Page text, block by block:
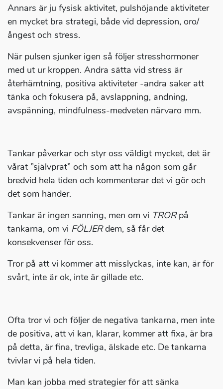
Annars är ju fysisk aktivitet, pulshöjande aktiviteter
en mycket bra strategi, både vid depression, oro/
ångest och stress.
När pulsen sjunker igen så följer stresshormoner
med ut ur kroppen. Andra sätta vid stress är
återhämtning, positiva aktiviteter -andra saker att
tänka och fokusera på, avslappning, andning,
avspänning, mindfulness-medveten närvaro mm.
Tankar påverkar och styr oss väldigt mycket, det är
vårat ”självprat” och som att ha någon som går
bredvid hela tiden och kommenterar det vi gör och
det som händer.
Tankar är ingen sanning, men om vi TRORpå
tankarna, om vi FÖLJERdem, så får det
konsekvenser för oss.
Tror på att vi kommer att misslyckas, inte kan, är för
svårt, inte är ok, inte är gillade etc.
Ofta tror vi och följer de negativa tankarna, men inte
de positiva, att vi kan, klarar, kommer att fixa, är bra
på detta, är fina, trevliga, älskade etc. De tankarna
tvivlar vi på hela tiden.
Man kan jobba med strategier för att sänka